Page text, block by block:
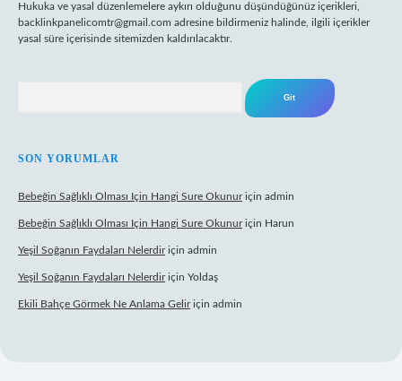
Hukuka ve yasal düzenlemelere aykırı olduğunu düşündüğünüz içerikleri,
backlinkpanelicomtr@gmail.com adresine bildirmeniz halinde, ilgili içerikler
yasal süre içerisinde sitemizden kaldırılacaktır.
SON YORUMLAR
Bebeğin Sağlıklı Olması Için Hangi Sure Okunuriçin admin
Bebeğin Sağlıklı Olması Için Hangi Sure Okunuriçin Harun
Yeşil Soğanın Faydaları Nelerdiriçin admin
Yeşil Soğanın Faydaları Nelerdiriçin Yoldaş
Ekili Bahçe Görmek Ne Anlama Geliriçin admin